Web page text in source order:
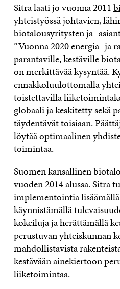
Sitra laati jo vuonna 2011
yhteistyössä johtavien,
biotalousyritysten ja -
”Vuonna 2020 energia- ja
parantaville, kestäville
on merkittävää kysyntää.
ennakkoluulottomalla
toistettavilla
globaali ja keskitetty sekä
täydentävät toisiaan.
löytää optimaalinen
toimintaa.
Suomen kansallinen
vuoden 2014 alussa. Sitra
implementointia
käynnistämällä
kokeiluja ja herättämällä
perustuvan yhteiskunnan
mahdollistavista
kestävään ainekiertoon
liiketoimintaa.